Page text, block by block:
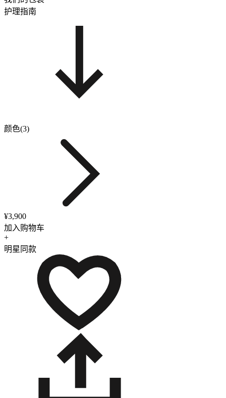
护理指南
颜色(3)
¥3,900
加入购物车
+
明星同款